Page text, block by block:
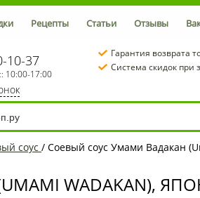
Рецепты Статьи Отзывы
10-37
10:00-17:00
Гарантия возврата
Система скидок при
соус / Соевый соус Умами Вадакан
WADAKAN),